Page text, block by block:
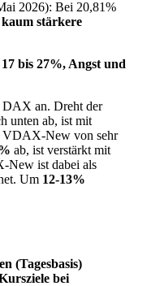
2026): Bei 20,81%
stärkere
bis 27%, Angst und
an. Dreht der
unten ab, ist mit
VDAX-New von sehr
ab, ist verstärkt mit
New ist dabei als
Um 12-13%
(Tagesbasis)
bei